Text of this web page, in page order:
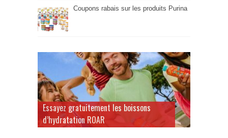
Coupons rabais sur les produits Purina
Essayez gratuitement les boissons
d’hydratation ROAR